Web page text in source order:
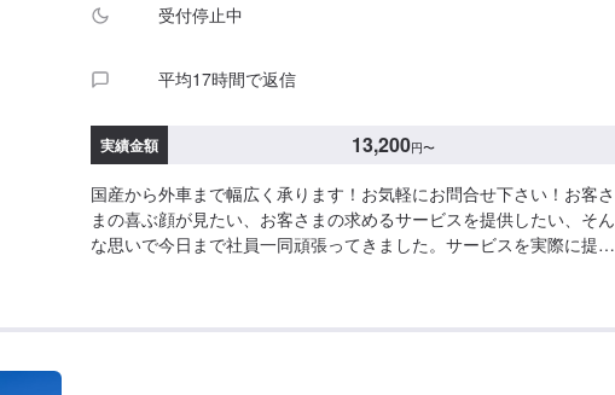
受付停止中
平均17時間で返信
実績金額 13,200円〜
国産から外車まで幅広く承ります！お気軽にお問合せ下さい！お客さ
まの喜ぶ顔が見たい、お客さまの求めるサービスを提供したい、そん
な思いで今日まで社員一同頑張ってきました。サービスを実際に提供